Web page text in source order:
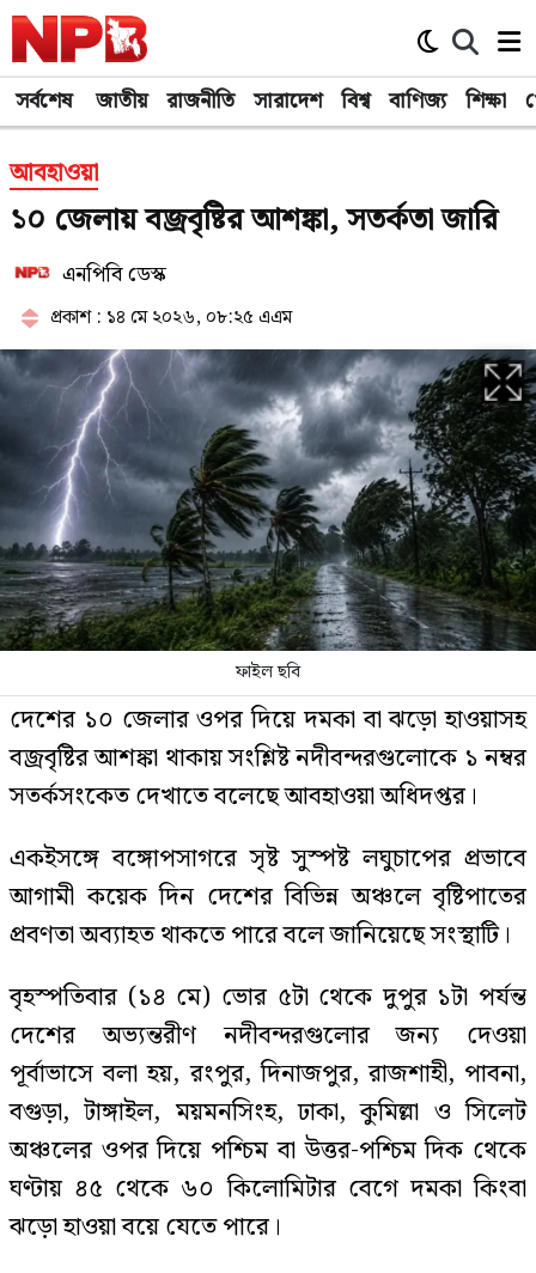
সর্বশেষ জাতীয় রাজনীতি সারাদেশ বিশ্ব বাণিজ্য শিক্ষা
আবহাওয়া
১০ জেলায় বজ্রবৃষ্টির আশঙ্কা, সতর্কতা জারি
এনপিবি ডেস্ক
প্রকাশ : ১৪ মে ২০২৬, ০৮:২৫ এএম
ফাইল ছবি
দেশের ১০ জেলার ওপর দিয়ে দমকা বা ঝড়ো হাওয়াসহ
বজ্রবৃষ্টির আশঙ্কা থাকায় সংশ্লিষ্ট নদীবন্দরগুলোকে ১ নম্বর
সতর্কসংকেত দেখাতে বলেছে আবহাওয়া অধিদপ্তর।
একইসঙ্গে বঙ্গোপসাগরে সৃষ্ট সুস্পষ্ট লঘুচাপের প্রভাবে
আগামী কয়েক দিন দেশের বিভিন্ন অঞ্চলে বৃষ্টিপাতের
প্রবণতা অব্যাহত থাকতে পারে বলে জানিয়েছে সংস্থাটি।
বৃহস্পতিবার (১৪ মে) ভোর ৫টা থেকে দুপুর ১টা পর্যন্ত
দেশের অভ্যন্তরীণ নদীবন্দরগুলোর জন্য দেওয়া
পূর্বাভাসে বলা হয়, রংপুর, দিনাজপুর, রাজশাহী, পাবনা,
বগুড়া, টাঙ্গাইল, ময়মনসিংহ, ঢাকা, কুমিল্লা ও সিলেট
অঞ্চলের ওপর দিয়ে পশ্চিম বা উত্তর-পশ্চিম দিক থেকে
ঘণ্টায় ৪৫ থেকে ৬০ কিলোমিটার বেগে দমকা কিংবা
ঝড়ো হাওয়া বয়ে যেতে পারে।